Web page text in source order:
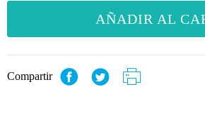
AÑADIR AL
Compartir